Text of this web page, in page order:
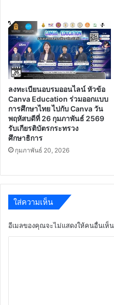
ลงทะเบียนอบรมออนไลน์ หัวข้อ
Canva Education ร่วมออกแบบ
การศึกษาไทย ไปกับ Canva วัน
พฤหัสบดีที่ 26 กุมภาพันธ์ 2569
รับเกียรติบัตรกระทรวง
ศึกษาธิการ
กุมภาพันธ์ 20, 2026
ใส่ความเห็น
อีเมลของคุณจะไม่แสดงให้คนอื่นเห็น